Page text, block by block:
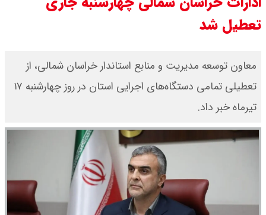
تعطیل شد
معاون توسعه مدیریت و منابع استاندار خراسان شمالی، از
تعطیلی تمامی دستگاه‌های اجرایی استان در روز چهارشنبه ۱۷
تیرماه خبر داد.